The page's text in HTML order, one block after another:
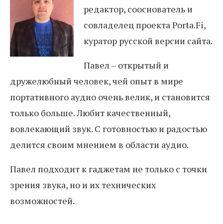
редактор, сооснователь и
совладелец проекта Porta.Fi,
куратор русской версии сайта.
Павел – открытый и
дружелюбный человек, чей опыт в мире
портативного аудио очень велик, и становится
только больше. Любит качественный,
вовлекающий звук. С готовностью и радостью
делится своим мнением в области аудио.
Павел подходит к гаджетам не только с точки
зрения звука, но и их технических
возможностей.